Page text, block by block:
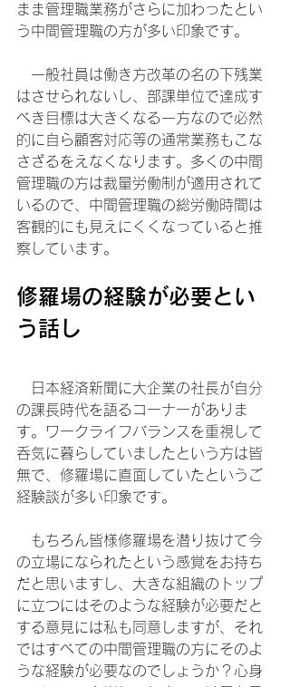
まま管理職業務がさらに加わったとい
う中間管理職の方が多い印象です。
一般社員は働き方改革の名の下残業
はさせられないし、部課単位で達成す
べき目標は大きくなる一方なので必然
的に自ら顧客対応等の通常業務もこな
さざるをえなくなります。多くの中間
管理職の方は裁量労働制が適用されて
いるので、中間管理職の総労働時間は
客観的にも見えにくくなっていると推
察しています。
修羅場の経験が必要とい
う話し
日本経済新聞に大企業の社長が自分
の課長時代を語るコーナーがありま
す。ワークライフバランスを重視して
呑気に暮らしていましたという方は皆
無で、修羅場に直面していたというご
経験談が多い印象です。
もちろん皆様修羅場を潜り抜けて今
の立場になられたという感覚をお持ち
だと思いますし、大きな組織のトップ
に立つにはそのような経験が必要だと
する意見には私も同意しますが、それ
ではすべての中間管理職の方にそのよ
うな経験が必要なのでしょうか？心身